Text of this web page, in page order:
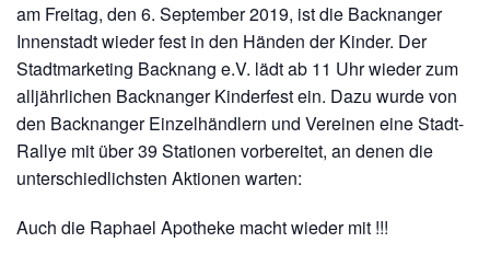
am Freitag, den 6. September 2019, ist die Backnanger
Innenstadt wieder fest in den Händen der Kinder. Der
Stadtmarketing Backnang e.V. lädt ab 11 Uhr wieder zum
alljährlichen Backnanger Kinderfest ein. Dazu wurde von
den Backnanger Einzelhändlern und Vereinen eine Stadt-
Rallye mit über 39 Stationen vorbereitet, an denen die
unterschiedlichsten Aktionen warten:
Auch die Raphael Apotheke macht wieder mit !!!